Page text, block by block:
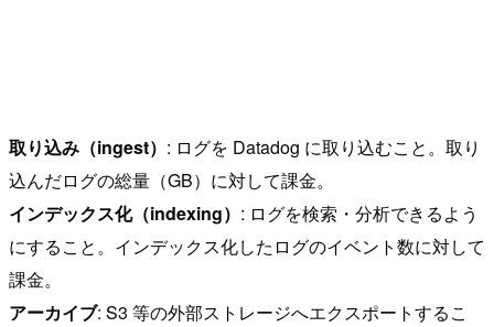
取り込み（ingest） : ログを Datadog に取り込むこと。取り
込んだログの総量（GB）に対して課金。
インデックス化（indexing） : ログを検索・分析できるよう
にすること。インデックス化したログのイベント数に対して
課金。
アーカイブ: S3 等の外部ストレージへエクスポートするこ